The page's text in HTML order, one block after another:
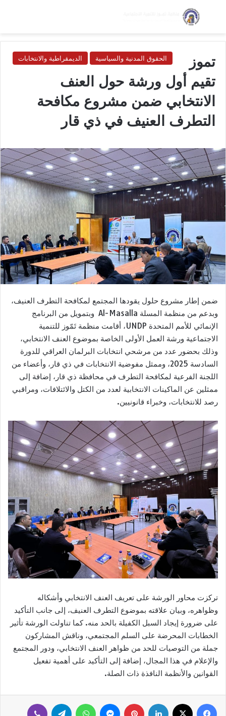
بحث عن
الحقوق المدنية والسياسية الديمقراطية والانتخابات
تموز
تقيم أول ورشة حول العنف
الانتخابي ضمن مشروع مكافحة
التطرف العنيف في ذي قار
ضمن إطار مشروع حلول يقودها المجتمع لمكافحة التطرف العنيف،
وبدعم من منظمة المسلة Al-Masalla وبتمويل من البرنامج
الإنمائي للأمم المتحدة UNDP، أقامت منظمة تَمّوز للتنمية
الاجتماعية ورشة العمل الأولى الخاصة بموضوع العنف الانتخابي،
وذلك بحضور عدد من مرشحي انتخابات البرلمان العراقي للدورة
السادسة 2025، وممثل مفوضية الانتخابات في ذي قار، وأعضاء من
اللجنة الفرعية لمكافحة التطرف في محافظة ذي قار، إضافة إلى
ممثلين عن الماكينات الانتخابية لعدد من الكتل والائتلافات، ومراقبي
رصد للانتخابات، وخبراء قانونيين.
تركزت محاور الورشة على تعريف العنف الانتخابي وأشكاله
وظواهره، وبيان علاقته بموضوع التطرف العنيف، إلى جانب التأكيد
على ضرورة إيجاد السبل الكفيلة بالحد منه. كما تناولت الورشة تأثير
الخطابات المحرضة على السلم المجتمعي، وناقش المشاركون
جملة من التوصيات للحد من ظواهر العنف الانتخابي، ودور المجتمع
والإعلام في هذا المجال، إضافة إلى التأكيد على أهمية تفعيل
القوانين والأنظمة النافذة ذات الصلة.